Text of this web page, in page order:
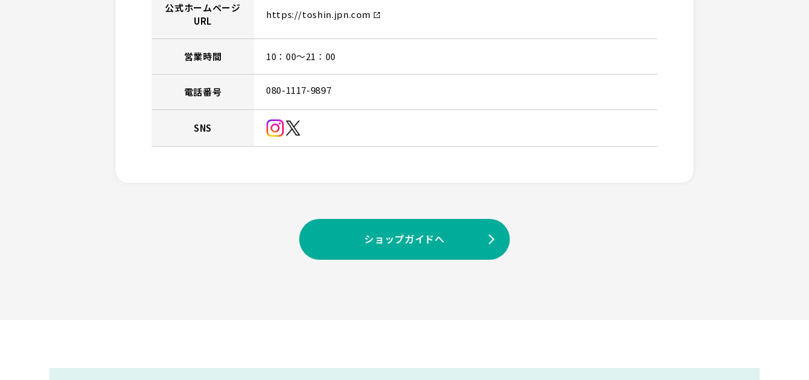
公式ホームページ
URL
https://toshin.jpn.com
営業時間 10：00～21：00
電話番号 080-1117-9897
SNS
ショップガイドへ